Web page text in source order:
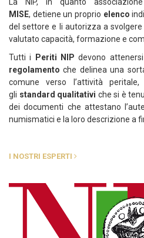
MISE, detiene un proprio elenco
del settore e li autorizza a
valutato capacità, formazione e
Tutti i
Periti NIP devono
regolamentoche delinea una
comune verso l’attività
gli standard qualitativi che si è
dei documenti che attestano
numismatici e la loro descrizione a
I NOSTRI ESPERTI